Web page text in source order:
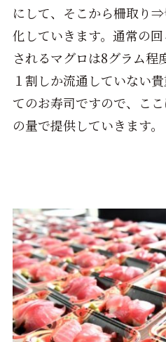
にして、そこから柵取り
化していきます。通常の
されるマグロは8グラム程
１割しか流通していない
てのお寿司ですので、こ
の量で提供していきます。